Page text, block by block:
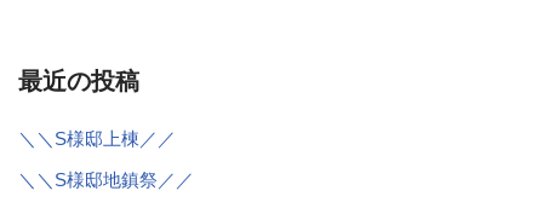
最近の投稿
＼＼S様邸上棟／／
＼＼S様邸地鎮祭／／